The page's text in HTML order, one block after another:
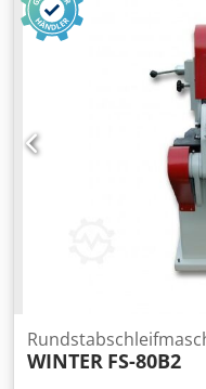
WINTER FS-80B2